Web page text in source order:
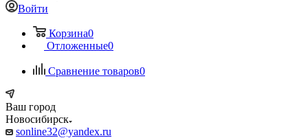
Войти
Корзина0
Отложенные0
Сравнение товаров0
Ваш город
Новосибирск
sonline32@yandex.ru